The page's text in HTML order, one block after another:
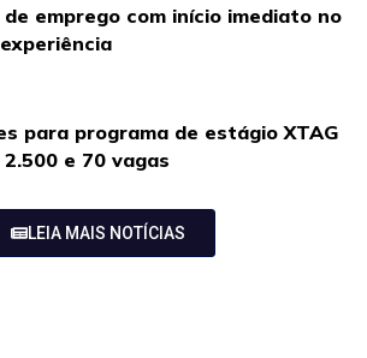
emprego com início imediato no
para programa de estágio XTAG
e 70 vagas
LEIA MAIS NOTÍCIAS